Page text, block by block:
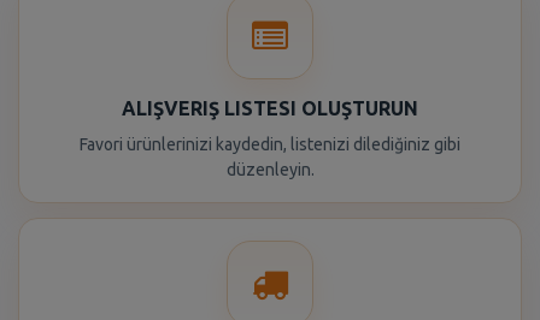
ALIŞVERIŞ LISTESI OLUŞTURUN
Favori ürünlerinizi kaydedin, listenizi dilediğiniz gibi
düzenleyin.